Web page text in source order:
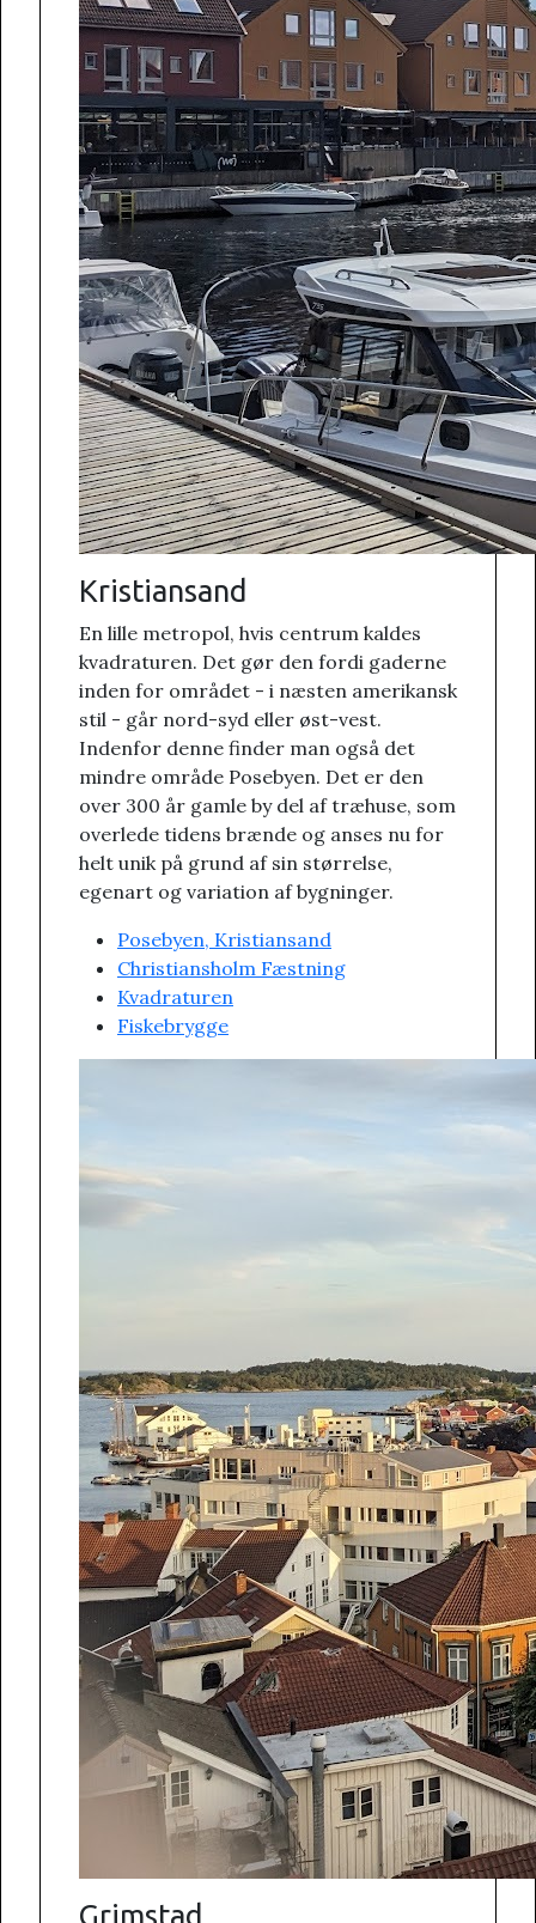
Kristiansand
En lille metropol, hvis centrum kaldes
kvadraturen. Det gør den fordi gaderne
inden for området - i næsten amerikansk
stil - går nord-syd eller øst-vest.
Indenfor denne finder man også det
mindre område Posebyen. Det er den
over 300 år gamle by del af træhuse, som
overlede tidens brænde og anses nu for
helt unik på grund af sin størrelse,
egenart og variation af bygninger.
Posebyen, Kristiansand
Christiansholm Fæstning
Kvadraturen
Fiskebrygge
Grimstad